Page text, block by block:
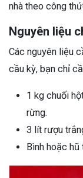
nhà theo công
Nguyên liệu
Các nguyên liệu
cầu kỳ, bạn chỉ
1 kg chuối
rừng.
3 lít rượu
Bình hoặc